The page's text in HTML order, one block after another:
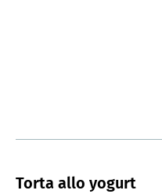
Torta allo yogurt